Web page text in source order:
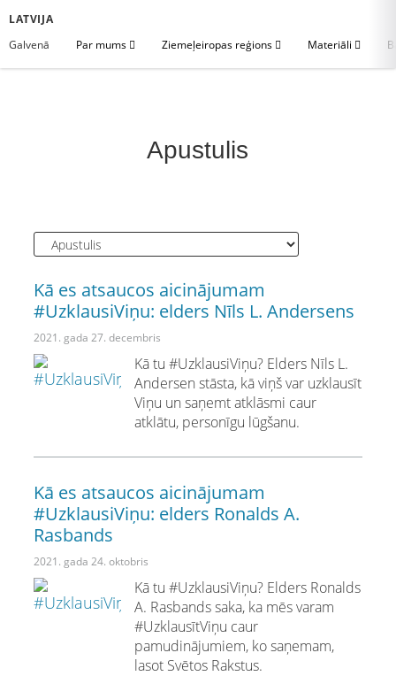
LATVIJA
Galvenā
Par mums Ziemeļeiropas reģions Materiāli
Apustulis
Kā es atsaucos aicinājumam
#UzklausiViņu: elders Nīls L. Andersens
2021. gada 27. decembris
Kā tu #UzklausiViņu? Elders Nīls L.
Andersen stāsta, kā viņš var uzklausīt
Viņu un saņemt atklāsmi caur
atklātu, personīgu lūgšanu.
Kā es atsaucos aicinājumam
#UzklausiViņu: elders Ronalds A.
Rasbands
2021. gada 24. oktobris
Kā tu #UzklausiViņu? Elders Ronalds
A. Rasbands saka, ka mēs varam
#UzklausītViņu caur
pamudinājumiem, ko saņemam,
lasot Svētos Rakstus.